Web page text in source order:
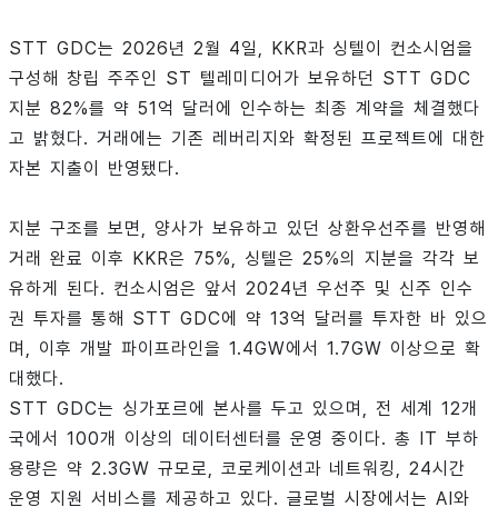
STT GDC는 2026년 2월 4일, KKR과 싱텔이 컨소시엄을
구성해 창립 주주인 ST 텔레미디어가 보유하던 STT GDC
지분 82%를 약 51억 달러에 인수하는 최종 계약을 체결했다
고 밝혔다. 거래에는 기존 레버리지와 확정된 프로젝트에 대한
자본 지출이 반영됐다.
지분 구조를 보면, 양사가 보유하고 있던 상환우선주를 반영해
거래 완료 이후 KKR은 75%, 싱텔은 25%의 지분을 각각 보
유하게 된다. 컨소시엄은 앞서 2024년 우선주 및 신주 인수
권 투자를 통해 STT GDC에 약 13억 달러를 투자한 바 있으
며, 이후 개발 파이프라인을 1.4GW에서 1.7GW 이상으로 확
대했다.
STT GDC는 싱가포르에 본사를 두고 있으며, 전 세계 12개
국에서 100개 이상의 데이터센터를 운영 중이다. 총 IT 부하
용량은 약 2.3GW 규모로, 코로케이션과 네트워킹, 24시간
운영 지원 서비스를 제공하고 있다. 글로벌 시장에서는 AI와